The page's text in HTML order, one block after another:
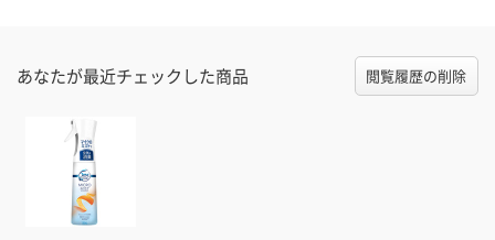
あなたが最近チェックした商品 閲覧履歴の削除